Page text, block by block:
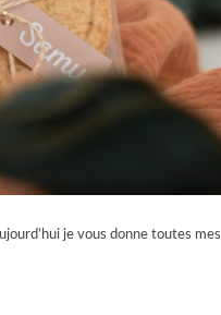
je vous donne toutes mes